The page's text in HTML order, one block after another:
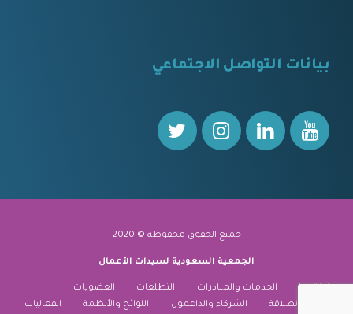
بيانات التواصل الاجتماعي
جميع الحقوق محفوظة © 2020
الجمعية السعودية لسيدات الأعمال
نبذة عنا الخدمات والمبادرات التطلعات
العضويات
منارة الانطلاقة
الشركاء والداعمون اللوائح والأنظمة الفعاليات